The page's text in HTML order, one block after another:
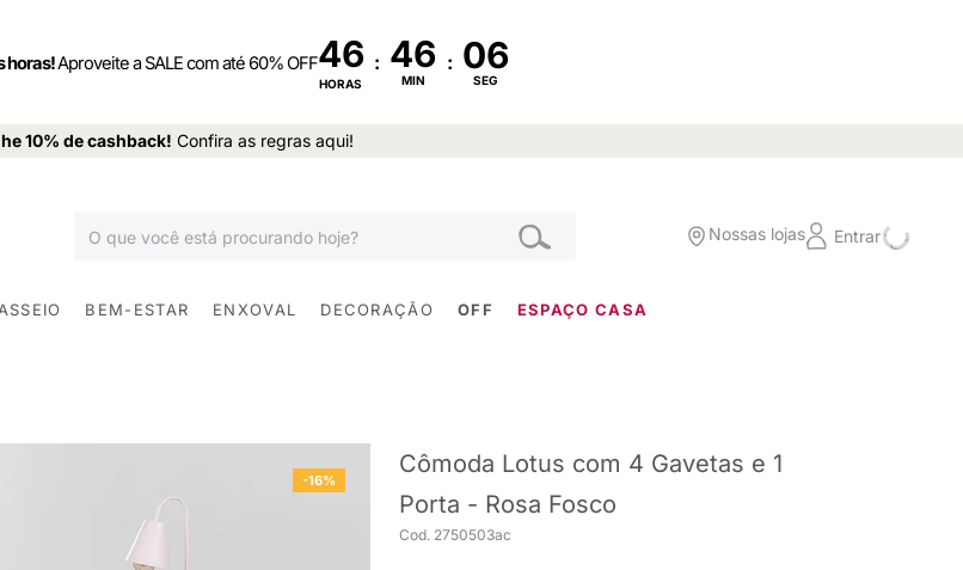
horas!Aproveite a SALE com até 60% OFF46
HORAS
:
MIN
:
SEG
10% de cashback! Confira as regras aqui!
Nossas lojas Entrar
BEM-ESTAR ENXOVAL DECORAÇÃO OFF ESPAÇO CASA
-16%
Cômoda Lotus com 4 Gavetas e 1
Porta - Rosa Fosco
Cod. 2750503ac